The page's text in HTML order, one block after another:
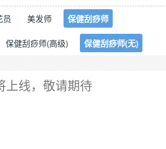
员 美发师
保健刮痧师
保健刮痧师(高级) 保健刮痧师(无)
上线，敬请期待